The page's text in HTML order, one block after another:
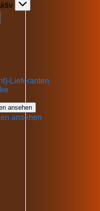
Lieferanten
ansehen
ansehen